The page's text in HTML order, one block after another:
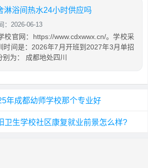
淋浴间热水24小时供应吗
：2026-06-13
校官网：https://www.cdxwwx.cn/。学校采
时间是：2026年7月开班到2027年3月单招
为： 成都地处四川
年成都幼师学校那个专业好
卫生学校社区康复就业前景怎么样?